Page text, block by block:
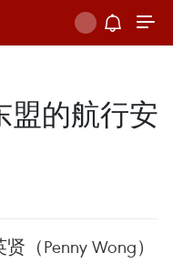
盟的航行安
（Penny Wong）